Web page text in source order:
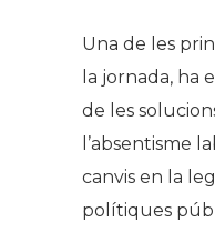
Una de les
la jornada, ha
de les
l’absentisme
canvis en la
polítiques